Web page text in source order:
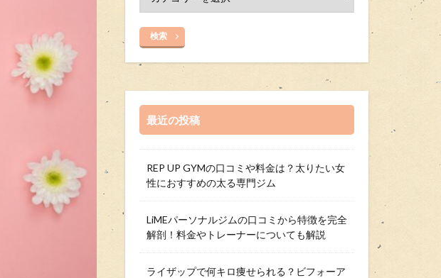
検索
最近の投稿
REP UP GYMの口コミや料金は？太りたい女
性におすすめの太る専門ジム
LiMEパーソナルジムの口コミから特徴を完全
解剖！料金やトレーナーについても解説
ライザップで何キロ痩せられる？ビフォーア